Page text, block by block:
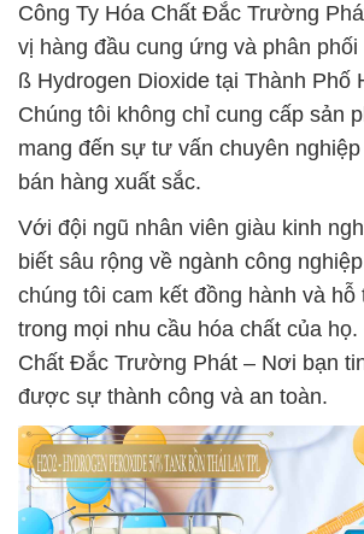
Công Ty Hóa Chất Đắc Trường
vị hàng đầu cung ứng và phân phối
ß Hydrogen Dioxide tại Thành Phố
Chúng tôi không chỉ cung cấp sản
mang đến sự tư vấn chuyên
bán hàng xuất sắc.
Với đội ngũ nhân viên giàu kinh
biết sâu rộng về ngành công
chúng tôi cam kết đồng hành và hỗ
trong mọi nhu cầu hóa chất của
Chất Đắc Trường Phát – Nơi bạn
được sự thành công và an toàn.